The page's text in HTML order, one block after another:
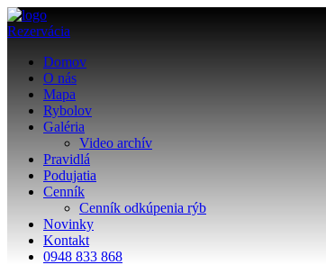
Rezervácia
Domov
O nás
Mapa
Rybolov
Galéria
Video archív
Pravidlá
Podujatia
Cenník
Cenník odkúpenia rýb
Novinky
Kontakt
0948 833 868